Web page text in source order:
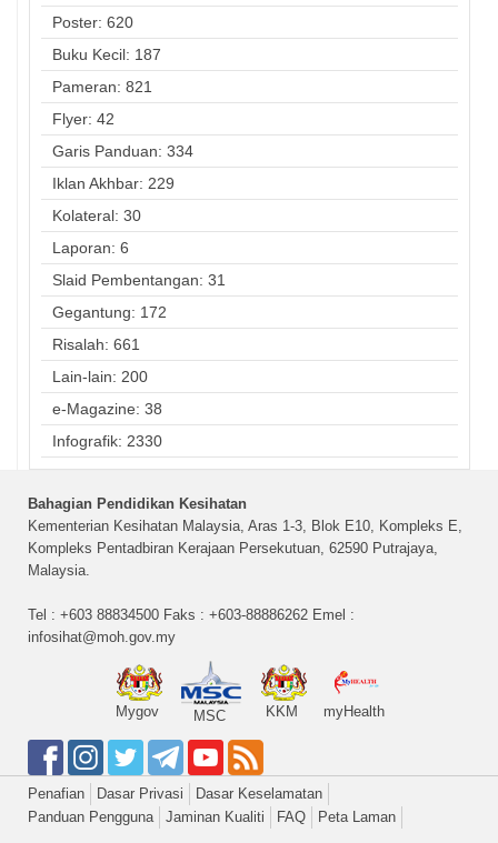
Poster: 620
Buku Kecil: 187
Pameran: 821
Flyer: 42
Garis Panduan: 334
Iklan Akhbar: 229
Kolateral: 30
Laporan: 6
Slaid Pembentangan: 31
Gegantung: 172
Risalah: 661
Lain-lain: 200
e-Magazine: 38
Infografik: 2330
Bahagian Pendidikan Kesihatan
Kementerian Kesihatan Malaysia, Aras 1-3, Blok E10, Kompleks E,
Kompleks Pentadbiran Kerajaan Persekutuan, 62590 Putrajaya,
Malaysia.
Tel : +603 88834500 Faks : +603-88886262 Emel :
infosihat@moh.gov.my
Mygov MSC KKM myHealth
Penafian Dasar Privasi
Dasar Keselamatan
Panduan Pengguna
Jaminan Kualiti FAQ Peta Laman